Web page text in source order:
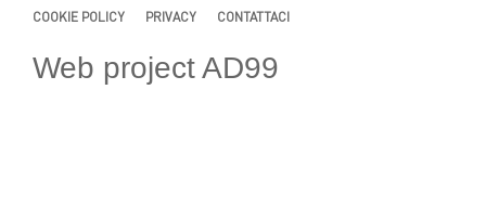
COOKIE POLICY PRIVACY CONTATTACI
Web project AD99